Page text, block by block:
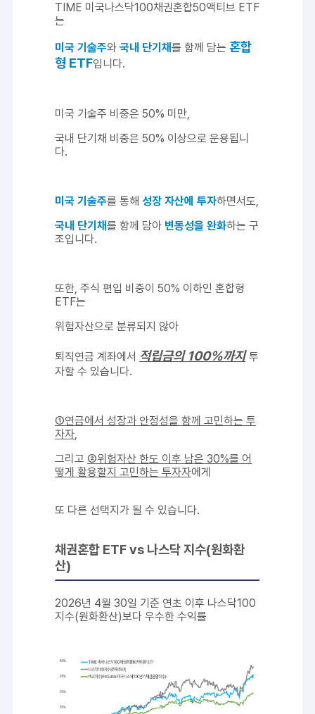
TIME 미국나스닥100채권혼합50액티브 ETF
는
미국 기술주와 국내 단기채를 함께 담는 혼합
형 ETF입니다.
미국 기술주 비중은 50% 미만,
국내 단기채 비중은 50% 이상으로 운용됩니
다.
미국 기술주를 통해 성장 자산에 투자하면서도,
국내 단기채를 함께 담아 변동성을 완화하는 구
조입니다.
또한, 주식 편입 비중이 50% 이하인 혼합형
ETF는
위험자산으로 분류되지 않아
퇴직연금 계좌에서 적립금의 100%까지 투
자할 수 있습니다.
①연금에서 성장과 안정성을 함께 고민하는 투
자자,
그리고 ②위험자산 한도 이후 남은 30%를 어
떻게 활용할지 고민하는 투자자에게
또 다른 선택지가 될 수 있습니다.
채권혼합 ETF vs 나스닥 지수(원화환
산)
2026년 4월 30일 기준 연초 이후 나스닥100
지수(원화환산)보다 우수한 수익률